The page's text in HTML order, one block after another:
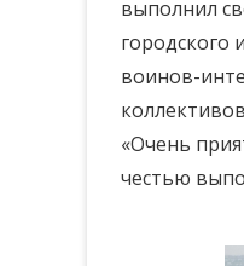
выполнил
воинов-
«Очень
честью